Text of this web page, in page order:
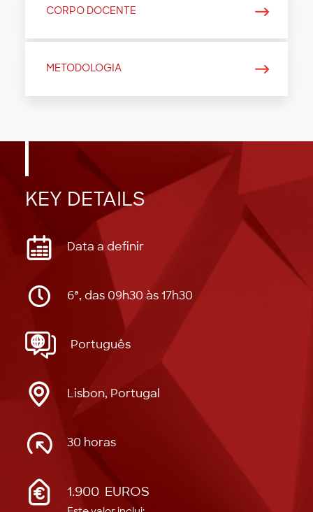
CORPO DOCENTE
METODOLOGIA
KEY DETAILS
Data a definir
6ª, das 09h30 às 17h30
Português
Lisbon, Portugal
30 horas
1.900 EUROS